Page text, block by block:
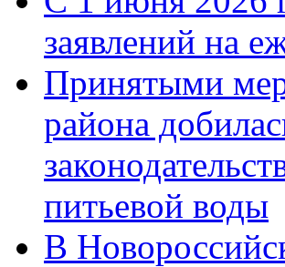
заявлений на
Принятыми
района
питьевой воды
В